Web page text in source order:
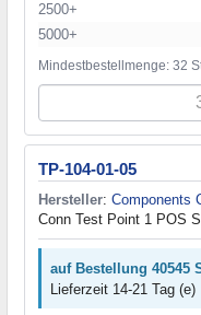
2500+
5000+
Mindestbestellmenge: 32
TP-104-01-05
Hersteller: Components
Conn Test Point 1 POS
auf Bestellung 40545
Lieferzeit 14-21 Tag (e)